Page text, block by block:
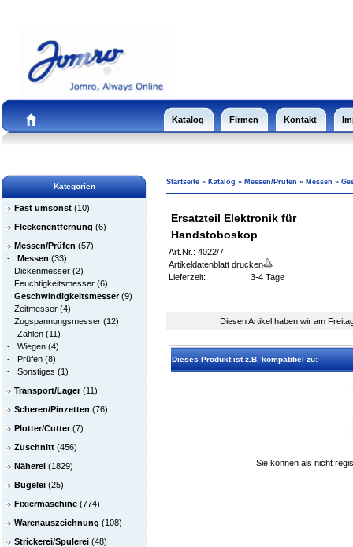
Katalog Firmen Kontakt
Kategorien
Fast umsonst (10)
Fleckenentfernung (6)
Messen/Prüfen (57)
- Messen (33)
Dickenmesser (2)
Feuchtigkeitsmesser (6)
Geschwindigkeitsmesser(9)
Zeitmesser (4)
Zugspannungsmesser (12)
- Zählen (11)
- Wiegen (4)
- Prüfen (8)
- Sonstiges (1)
Transport/Lager(11)
Scheren/Pinzetten (76)
Plotter/Cutter(7)
Zuschnitt (456)
Näherei (1829)
Bügelei (25)
Fixiermaschine (774)
Warenauszeichnung (108)
Strickerei/Spulerei (48)
Startseite » Katalog » Messen/Prüfen » Messen »
Ersatzteil Elektronik für
Handstoboskop
Art.Nr.: 4022/7
Artikeldatenblatt drucken
Lieferzeit:
3-4 Tage
Diesen Artikel haben wir am
Dieses Produkt ist z.B. kompatibel zu:
Sie können als nicht